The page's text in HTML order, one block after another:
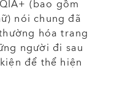
(bao gồm
nói chung đã
hóa trang
người đi sau
để thể hiện